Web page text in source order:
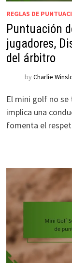
REGLAS DE
Puntuación
jugadores,
del árbitro
by Charlie
El mini golf no
implica una
fomenta el